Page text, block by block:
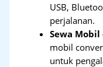
USB,
perjalanan.
Sewa
mobil
untuk